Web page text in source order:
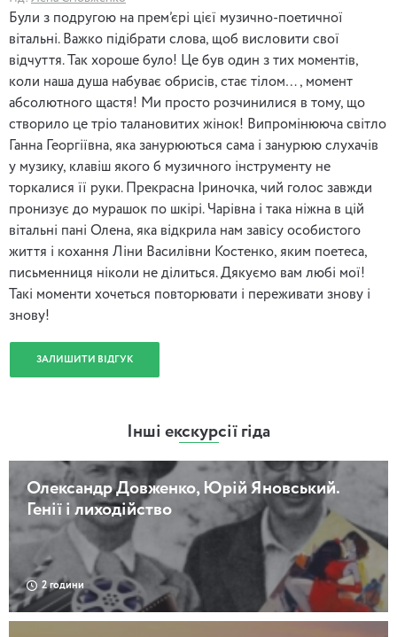
Були з подругою на прем’єрі цієї музично-поетичної
вітальні. Важко підібрати слова, щоб висловити свої
відчуття. Так хороше було! Це був один з тих моментів,
коли наша душа набуває обрисів, стає тілом…, момент
абсолютного щастя! Ми просто розчинилися в тому, що
створило це тріо талановитих жінок! Випромінююча світло
Ганна Георгіївна, яка занурюються сама і занурюю слухачів
у музику, клавіш якого б музичного інструменту не
торкалися її руки. Прекрасна Іриночка, чий голос завжди
пронизує до мурашок по шкірі. Чарівна і така ніжна в цій
вітальні пані Олена, яка відкрила нам завісу особистого
життя і кохання Ліни Василівни Костенко, яким поетеса,
письменниця ніколи не ділиться. Дякуємо вам любі мої!
Такі моменти хочеться повторювати і переживати знову і
знову!
ЗАЛИШИТИ ВІДГУК
Інші екскурсії гіда
Олександр Довженко, Юрій Яновський.
Генії і лиходійство
2 години